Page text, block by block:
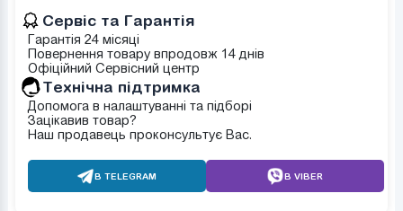
Сервіс та Гарантія
Гарантія 24 місяці
Повернення товару впродовж 14 днів
Офіційний Сервісний центр
Tехнічна підтримка
Допомога в налаштуванні та підборі
Зацікавив товар?
Наш продавець проконсультує Вас.
В TELEGRAM В VIBER